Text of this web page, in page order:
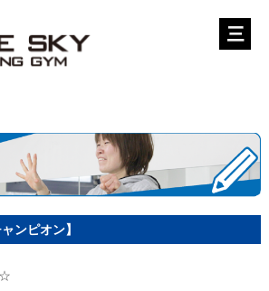
ンピオン】
☆